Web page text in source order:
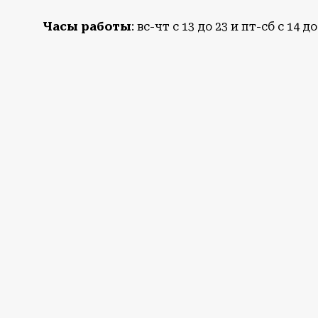
Часы работы: вс-чт с 13 до 23 и пт-сб с 14